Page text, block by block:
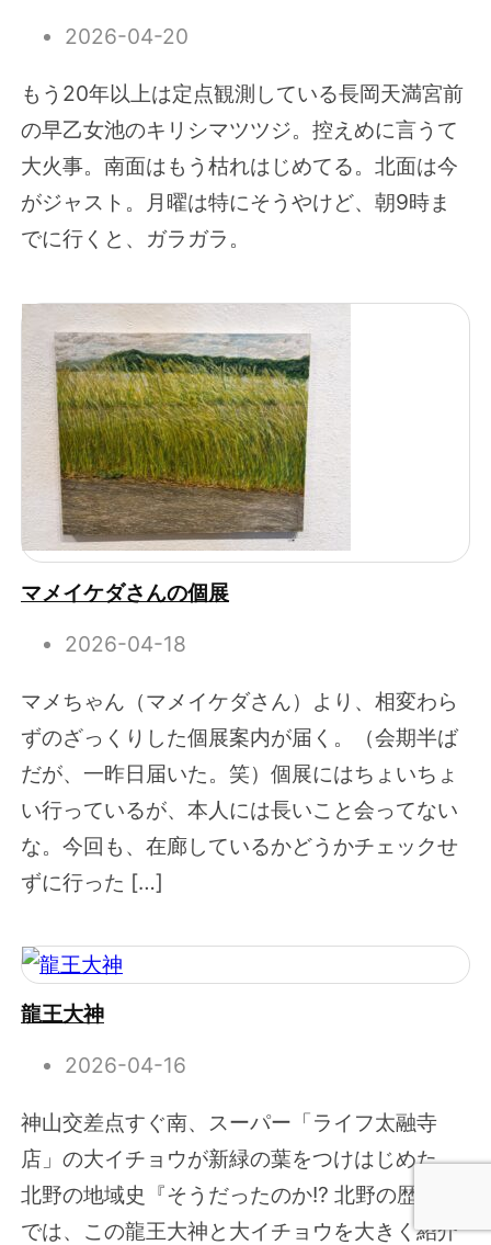
2026-04-20
もう20年以上は定点観測している長岡天満宮前
の早乙女池のキリシマツツジ。控えめに言うて
大火事。南面はもう枯れはじめてる。北面は今
がジャスト。月曜は特にそうやけど、朝9時ま
でに行くと、ガラガラ。
マメイケダさんの個展
2026-04-18
マメちゃん（マメイケダさん）より、相変わら
ずのざっくりした個展案内が届く。（会期半ば
だが、一昨日届いた。笑）個展にはちょいちょ
い行っているが、本人には長いこと会ってない
な。今回も、在廊しているかどうかチェックせ
ずに行った […]
龍王大神
2026-04-16
神山交差点すぐ南、スーパー「ライフ太融寺
店」の大イチョウが新緑の葉をつけはじめた。
北野の地域史『そうだったのか!? 北野の歴史』
では、この龍王大神と大イチョウを大きく紹介